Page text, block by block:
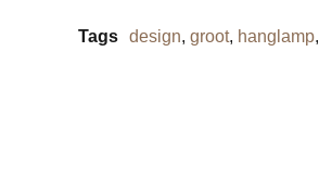
Tags design, groot, hanglamp,